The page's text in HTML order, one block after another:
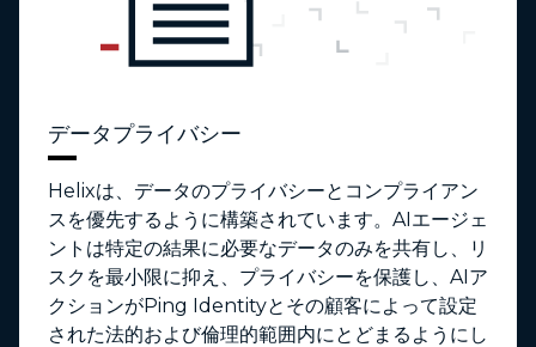
データプライバシー
Helixは、データのプライバシーとコンプライアン
スを優先するように構築されています。AIエージェ
ントは特定の結果に必要なデータのみを共有し、リ
スクを最小限に抑え、プライバシーを保護し、AIア
クションがPing Identityとその顧客によって設定
された法的および倫理的範囲内にとどまるようにし